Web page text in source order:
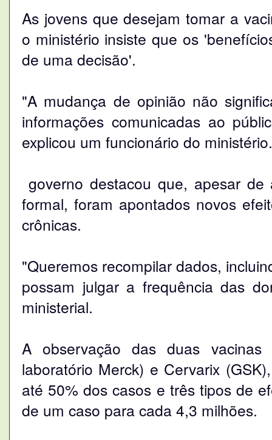
As jovens que desejam tomar a
o ministério insiste que os
de uma decisão'.
"A mudança de opinião não
informações comunicadas ao
explicou um funcionário do ministério.
governo destacou que, apesar
formal, foram apontados novos
crônicas.
"Queremos recompilar dados,
possam julgar a frequência das
ministerial.
A observação das duas vacinas
laboratório Merck) e Cervarix
até 50% dos casos e três tipos de
de um caso para cada 4,3 milhões.